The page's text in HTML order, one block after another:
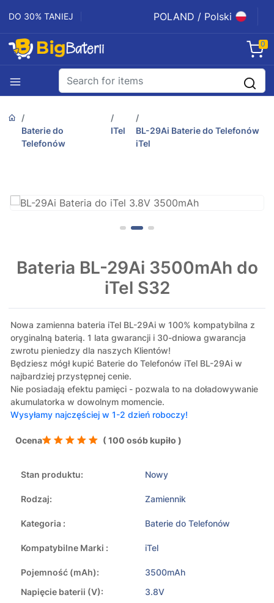
DO 30% TANIEJ POLAND / Polski
0
Baterie do
Telefonów
ITel
BL-29Ai Baterie do Telefonów
iTel
Bateria BL-29Ai 3500mAh do
iTel S32
Nowa zamienna bateria iTel BL-29Ai w 100% kompatybilna z
oryginalną baterią. 1 lata gwarancji i 30-dniowa gwarancja
zwrotu pieniedzy dla naszych Klientów!
Będziesz mógł kupić Baterie do Telefonów iTel BL-29Ai w
najbardziej przystępnej cenie.
Nie posiadają efektu pamięci - pozwala to na doładowywanie
akumulatorka w dowolnym momencie.
Wysyłamy najczęściej w 1-2 dzień roboczy!
Ocena ( 100 osób kupiło )
Stan produktu: Nowy
Rodzaj: Zamiennik
Kategoria : Baterie do Telefonów
Kompatybilne Marki : iTel
Pojemność (mAh):
3500mAh
Napięcie baterii (V):
3.8V